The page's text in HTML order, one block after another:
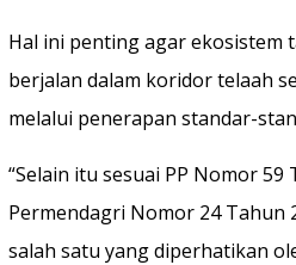
Hal ini penting agar ekosistem
berjalan dalam koridor telaah
melalui penerapan standar-
“Selain itu sesuai PP Nomor 59
Permendagri Nomor 24 Tahun
salah satu yang diperhatikan